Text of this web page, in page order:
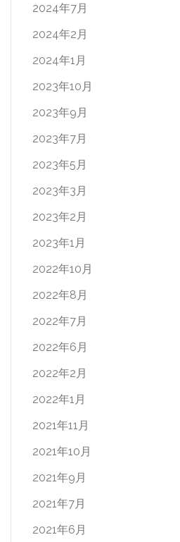
2024年7月
2024年2月
2024年1月
2023年10月
2023年9月
2023年7月
2023年5月
2023年3月
2023年2月
2023年1月
2022年10月
2022年8月
2022年7月
2022年6月
2022年2月
2022年1月
2021年11月
2021年10月
2021年9月
2021年7月
2021年6月